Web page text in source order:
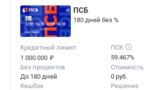
ПСБ
180 дней без %
Кредитный лимит
1 000 000 ₽
ПСК
59.467%
Без процентов
До 180 дней
Стоимость
0 руб.
Кешбэк
Решение